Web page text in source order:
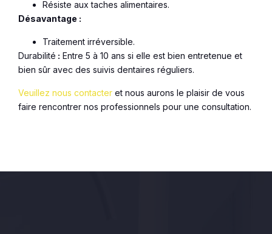
Résiste aux taches alimentaires.
Désavantage :
Traitement irréversible.
Durabilité : Entre 5 à 10 ans si elle est bien entretenue et
bien sûr avec des suivis dentaires réguliers.
Veuillez nous contacter et nous aurons le plaisir de vous
faire rencontrer nos professionnels pour une consultation.